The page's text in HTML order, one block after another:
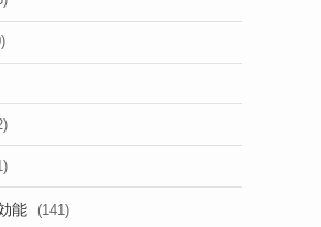
能 (141)